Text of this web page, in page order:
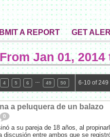
A REPORT GET
Jan 01, 2014
4 5 6 49 50 6-10 of 249
a peluquera de un balazo
0
a su pareja de 18 años, al
discusión entre ambos que se